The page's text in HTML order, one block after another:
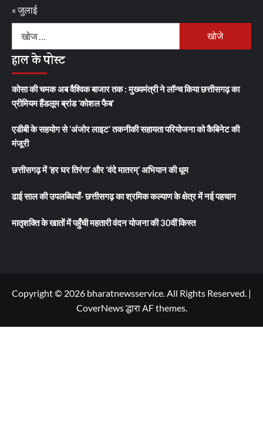
« जुलाई
निम्न
खोजें:
हाल के पोस्ट
कोसा की चमक अब वैश्विक बाजार तक : मुख्यमंत्री ने लॉन्च किया छत्तीसगढ़ का
प्रीमियम हैंडलूम ब्रांड ‘कोशल फैब’
एडीबी के सहयोग से ‘अंजोर लाइट’ तकनीकी सहायता परियोजना को कैबिनेट की
मंजूरी
छत्तीसगढ़ में ‘हर घर तिरंगा’ और ‘वंदे मातरम्’ अभियान की धूम
ढाई साल की उपलब्धियाँ- छत्तीसगढ़ का श्रमिक कल्याण के क्षेत्र में नई पहचान
मातृशक्ति के खातों में पहुँची महतारी वंदन योजना की 30वीं किस्त
Copyright © 2026 bharatnewsservice. All Rights Reserved. |
CoverNewsद्धारा AF themes.